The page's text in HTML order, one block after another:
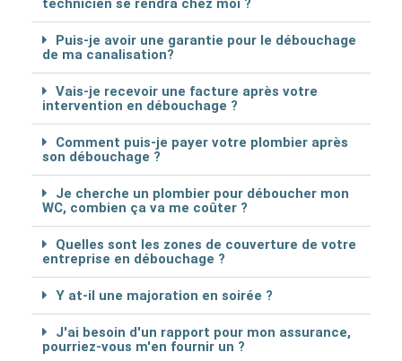
Puis-je avoir une garantie pour le débouchage
de ma canalisation?
Vais-je recevoir une facture après votre
intervention en débouchage ?
Comment puis-je payer votre plombier après
son débouchage ?
Je cherche un plombier pour déboucher mon
WC, combien ça va me coûter ?
Quelles sont les zones de couverture de votre
entreprise en débouchage ?
Y at-il une majoration en soirée ?
J'ai besoin d'un rapport pour mon assurance,
pourriez-vous m'en fournir un ?